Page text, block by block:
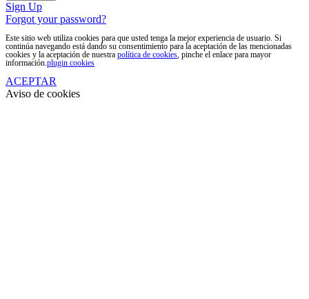
Sign Up
Forgot your password?
Este sitio web utiliza cookies para que usted tenga la mejor experiencia de usuario. Si
continúa navegando está dando su consentimiento para la aceptación de las mencionadas
cookies y la aceptación de nuestra política de cookies, pinche el enlace para mayor
información.plugin cookies
ACEPTAR
Aviso de cookies